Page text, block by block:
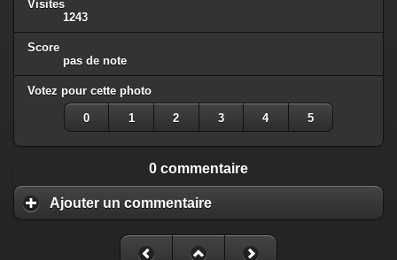
Visites
1243
Score
pas de note
Votez pour cette photo
0 1 2 3 4 5
0 commentaire
Ajouter un commentaire